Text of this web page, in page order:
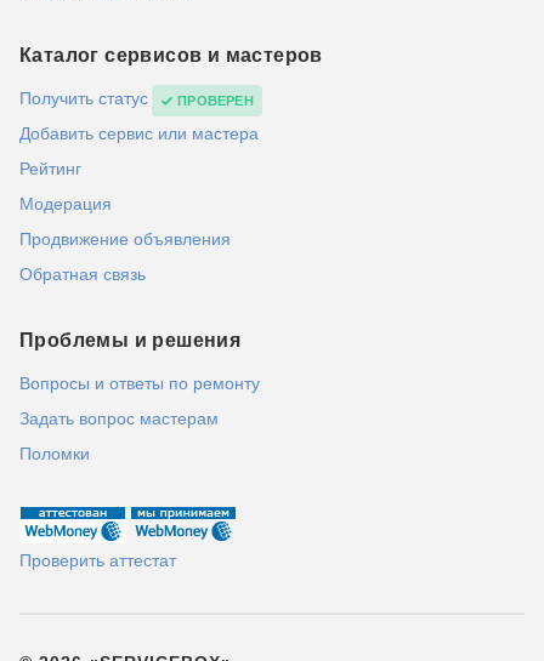
Каталог сервисов и мастеров
Получить статус ПРОВЕРЕН
Добавить сервис или мастера
Рейтинг
Модерация
Продвижение объявления
Обратная связь
Проблемы и решения
Вопросы и ответы по ремонту
Задать вопрос мастерам
Поломки
Проверить аттестат